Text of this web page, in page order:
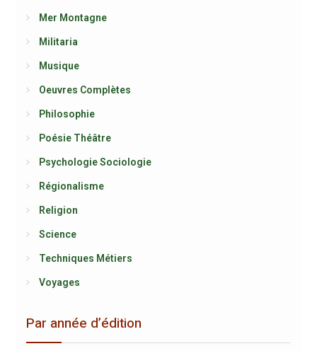
Mer Montagne
Militaria
Musique
Oeuvres Complètes
Philosophie
Poésie Théâtre
Psychologie Sociologie
Régionalisme
Religion
Science
Techniques Métiers
Voyages
Par année d’édition